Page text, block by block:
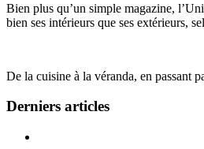
Bien plus qu’un simple magazine,
bien ses intérieurs que ses extérieurs,
De la cuisine à la véranda, en passant
Derniers articles